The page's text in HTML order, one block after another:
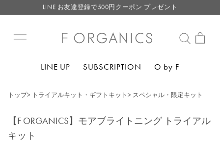
LINE お友達登録で500円クーポン プレゼント
【重要】お盆期間中のお問い合わせと商品配送に関しまして
LINE お友達登録で500円クーポン プレゼント
LINE UP SUBSCRIPTION O by F
トップ> トライアルキット・ギフトキット> スペシャル・限定キット
【F ORGANICS】モアブライトニング トライアル
キット